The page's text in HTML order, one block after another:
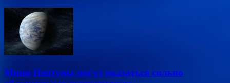
Мини-Нептуны могут оказаться сильно